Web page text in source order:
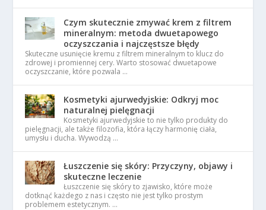
Czym skutecznie zmywać krem z filtrem
mineralnym: metoda dwuetapowego
oczyszczania i najczęstsze błędy
Skuteczne usunięcie kremu z filtrem mineralnym to klucz do
zdrowej i promiennej cery. Warto stosować dwuetapowe
oczyszczanie, które pozwala …
Kosmetyki ajurwedyjskie: Odkryj moc
naturalnej pielęgnacji
Kosmetyki ajurwedyjskie to nie tylko produkty do
pielęgnacji, ale także filozofia, która łączy harmonię ciała,
umysłu i ducha. Wywodzą …
Łuszczenie się skóry: Przyczyny, objawy i
skuteczne leczenie
Łuszczenie się skóry to zjawisko, które może
dotknąć każdego z nas i często nie jest tylko prostym
problemem estetycznym. …